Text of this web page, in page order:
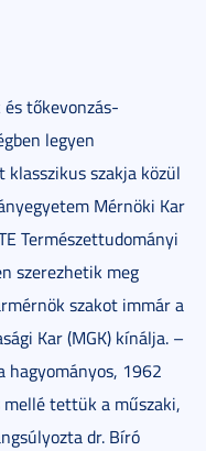
tőkevonzás-
legyen
klasszikus szakja közül
Mérnöki Kar
Természettudományi
szerezhetik meg
szakot immár a
Kar (MGK) kínálja. –
hagyományos, 1962
tettük a műszaki,
dr. Bíró